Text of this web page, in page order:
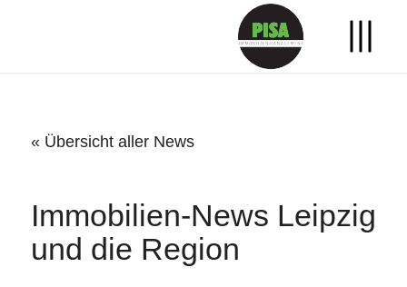
« Übersicht aller News
Immobilien-News Leipzig
und die Region